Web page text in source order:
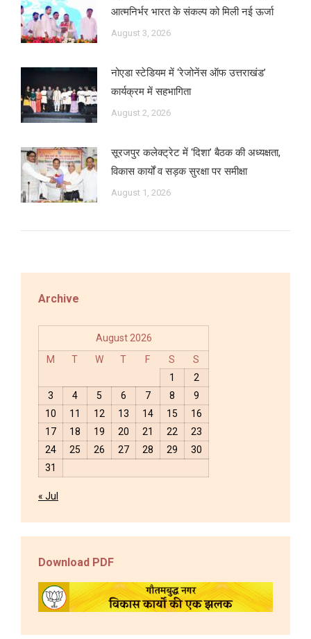
आत्मनिर्भर भारत के संकल्प को मिली नई ऊर्जा
August 3, 2026
नोएडा स्टेडियम में ‘रेजोनेंस ऑफ उत्तराखंड’
कार्यक्रम में सहभागिता
August 2, 2026
सूरजपुर कलेक्ट्रेट में ‘दिशा’ बैठक की अध्यक्षता,
विकास कार्यों व सड़क सुरक्षा पर समीक्षा
August 1, 2026
Archive
August 2026
M
T W T F S
S
1
2
3
4 5 6 7 8
9
10
11 12 13 14 15
16
17
18 19 20 21 22
23
24
25 26 27 28 29
30
31
« Jul
Download PDF